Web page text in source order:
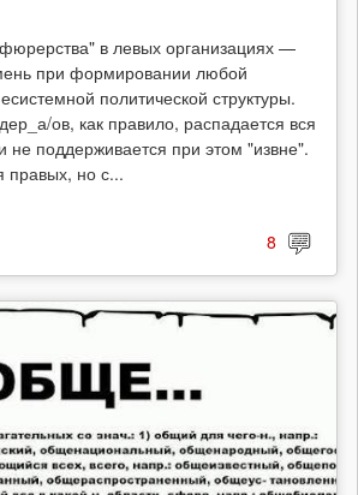
в левых организациях —
при формировании любой
политической структуры.
ов, как правило, распадается вся
не поддерживается при этом "извне".
правых, но с...
8